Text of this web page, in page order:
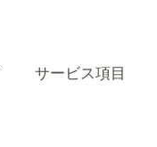
サービス項目